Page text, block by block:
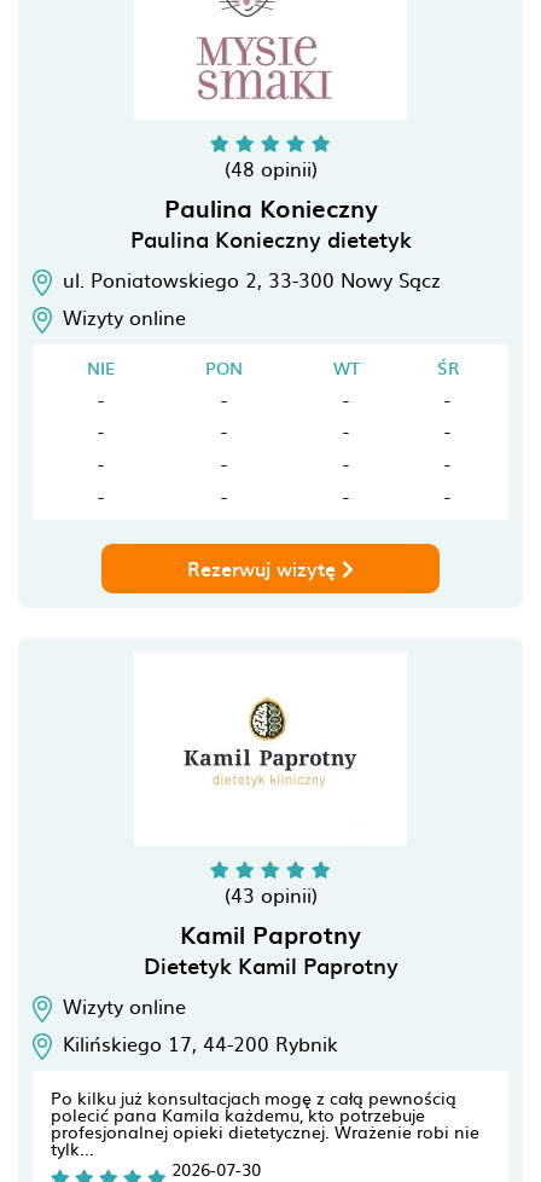
(48 opinii)
Paulina Konieczny
Paulina Konieczny dietetyk
ul. Poniatowskiego 2, 33-300 Nowy Sącz
Wizyty online
NIE PON WT
ŚR
-
- -
-
-
- -
-
-
- -
-
-
- - -
Rezerwuj wizytę
(43 opinii)
Kamil Paprotny
Dietetyk Kamil Paprotny
Wizyty online
Kilińskiego 17, 44-200 Rybnik
Po kilku już konsultacjach mogę z całą pewnością
polecić pana Kamila każdemu, kto potrzebuje
profesjonalnej opieki dietetycznej. Wrażenie robi nie
tylk...
2026-07-30